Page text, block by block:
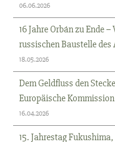
06.06.2026
16 Jahre Orbán zu Ende
russischen Baustelle des
18.05.2026
Dem Geldfluss den
Europäische
16.04.2026
15. Jahrestag